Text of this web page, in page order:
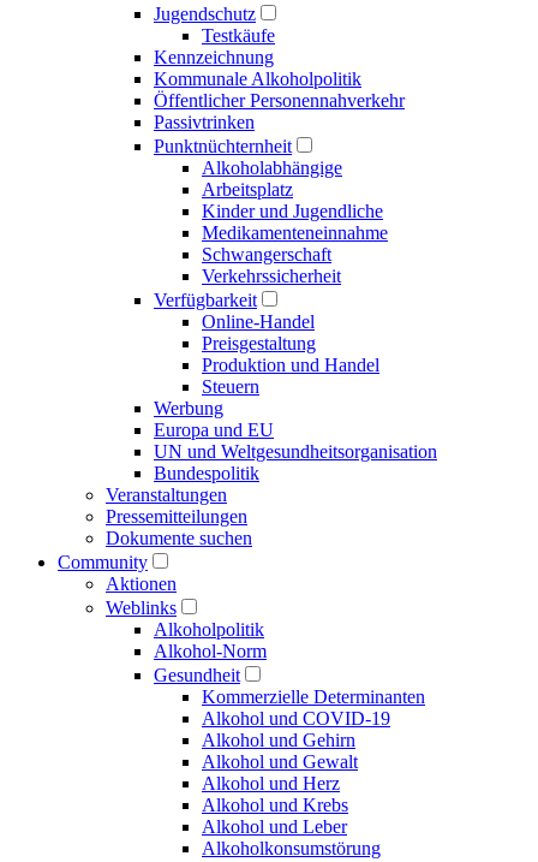
Jugendschutz
Testkäufe
Kennzeichnung
Kommunale Alkoholpolitik
Öffentlicher Personen­nahverkehr
Passivtrinken
Punkt­nüchternheit
Alkohol­abhängige
Arbeitsplatz
Kinder und Jugendliche
Medikamenten­einnahme
Schwangerschaft
Verkehrs­sicherheit
Verfügbarkeit
Online-Handel
Preisgestaltung
Produktion und Handel
Steuern
Werbung
Europa und EU
UN und Welt­gesundheits­organisation
Bundespolitik
Veranstaltungen
Presse­mitteilungen
Dokumente suchen
Community
Aktionen
Weblinks
Alkoholpolitik
Alkohol-Norm
Gesundheit
Kommerzielle Determinanten
Alkohol und COVID-19
Alkohol und Gehirn
Alkohol und Gewalt
Alkohol und Herz
Alkohol und Krebs
Alkohol und Leber
Alkoholkonsumstörung